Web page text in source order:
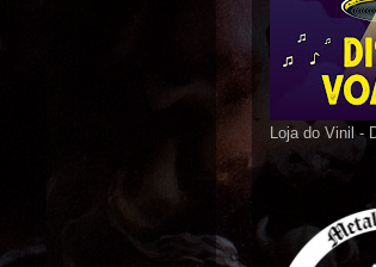
Loja do Vinil -